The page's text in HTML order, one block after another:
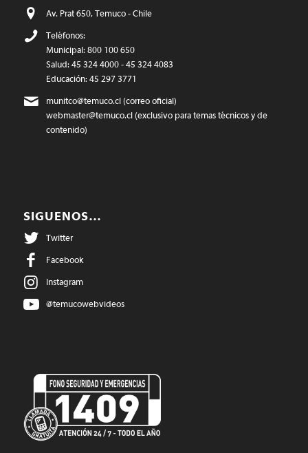
Av. Prat 650, Temuco - Chile
Teléfonos:
Municipal: 800 100 650
Salud: 45 324 4000 - 45 324 4083
Educación: 45 297 3771
munitco@temuco.cl(correo oficial)
webmaster@temuco.cl(exclusivo para temas técnicos y de
contenido)
SIGUENOS…
Twitter
Facebook
Instagram
@temucowebvideos